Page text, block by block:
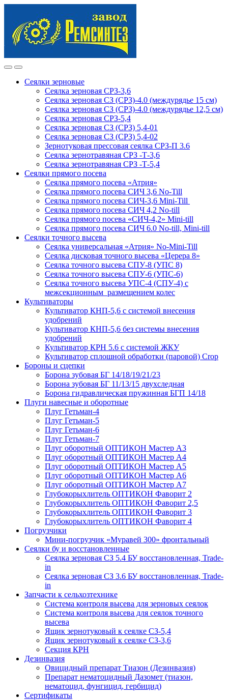
navigation
content
Сеялки зерновые
Сеялка зерновая СРЗ-3,6
Сеялка зерновая СЗ (СРЗ)-4.0 (междурядье 15 см)
Сеялка зерновая СЗ (СРЗ)-4.0 (междурядье 12,5 см)
Сеялка зерновая СРЗ-5,4
Сеялка зерновая СЗ (СРЗ) 5,4-01
Сеялка зерновая СЗ (СРЗ) 5,4-02
Зернотуковая прессовая сеялка СРЗ-П 3.6
Сеялка зернотравяная СРЗ -Т-3,6
Сеялка зернотравяная СРЗ -Т-5,4
Сеялки прямого посева
Сеялка прямого посева «Атрия»
Сеялка прямого посева СИЧ 3,6 No-Till
Сеялка прямого посева СИЧ-3,6 Mini-Till
Сеялка прямого посева СИЧ 4,2 No-till
Сеялка прямого посева «СИЧ-4,2» Mini-till
Сеялка прямого посева СИЧ 6.0 No-till, Mini-till
Сеялки точного высева
Сеялка универсальная «Атрия» No-Mini-Till
Сеялка дисковая точного высева «Церера 8»
Сеялка точного высева СПУ-8 (УПС 8)
Сеялка точного высева СПУ-6 (УПС-6)
Сеялка точного высева УПС-4 (СПУ-4) с
межсекционным размещением колес
Культиваторы
Культиватор КНП-5,6 с системой внесения
удобрений
Культиватор КНП-5,6 без системы внесения
удобрений
Культиватор КРН 5.6 с системой ЖКУ
Культиватор сплошной обработки (паровой) Crop
Бороны и сцепки
Борона зубовая БГ 14/18/19/21/23
Борона зубовая БГ 11/13/15 двухследная
Борона гидравлическая пружинная БГП 14/18
Плуги навесные и оборотные
Плуг Гетьман-4
Плуг Гетьман-5
Плуг Гетьман-6
Плуг Гетьман-7
Плуг оборотный ОПТИКОН Мастер А3
Плуг оборотный ОПТИКОН Мастер А4
Плуг оборотный ОПТИКОН Мастер А5
Плуг оборотный ОПТИКОН Мастер А6
Плуг оборотный ОПТИКОН Мастер А7
Глубокорыхлитель ОПТИКОН Фаворит 2
Глубокорыхлитель ОПТИКОН Фаворит 2,5
Глубокорыхлитель ОПТИКОН Фаворит 3
Глубокорыхлитель ОПТИКОН Фаворит 4
Погрузчики
Мини-погрузчик «Муравей 300» фронтальный
Сеялки бу и восстановленные
Сеялка зерновая СЗ 5.4 БУ восстановленная, Trade-
in
Сеялка зерновая СЗ 3.6 БУ восстановленная, Trade-
in
Запчасти к сельхозтехнике
Система контроля высева для зерновых сеялок
Система контроля высева для сеялок точного
высева
Ящик зернотуковый к сеялке СЗ-5,4
Ящик зернотуковый к сеялке СЗ-3,6
Секция КРН
Дезинвазия
Овицидный препарат Тиазон (Дезинвазия)
Препарат нематоцидный Дазомет (тиазон,
нематоцид, фунгицид, гербицид)
Сертификаты